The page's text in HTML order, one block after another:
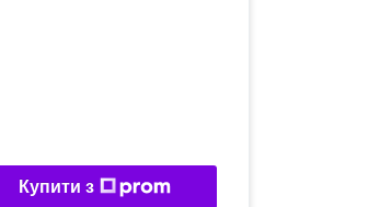
Купити з